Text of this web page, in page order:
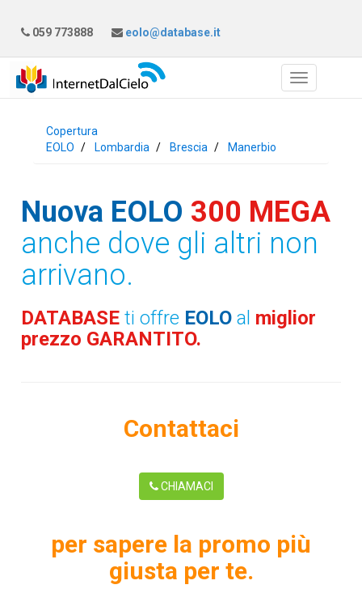
059 773888 eolo@database.it
Copertura
EOLO
Lombardia Brescia Manerbio
Nuova EOLO 300 MEGA
anche dove gli altri non
arrivano.
DATABASEti offre EOLO al miglior
prezzo GARANTITO.
Contattaci
CHIAMACI
per sapere la promo più
giusta per te.